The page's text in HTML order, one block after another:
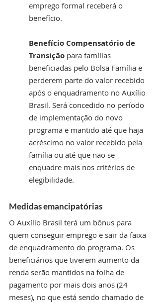
emprego formal receberá o
benefício.
Benefício Compensatório de
Transição para famílias
beneficiadas pelo Bolsa Família e
perderem parte do valor recebido
após o enquadramento no Auxílio
Brasil. Será concedido no período
de implementação do novo
programa e mantido até que haja
acréscimo no valor recebido pela
família ou até que não se
enquadre mais nos critérios de
elegibilidade.
Medidas emancipatórias
O Auxílio Brasil terá um bônus para
quem conseguir emprego e sair da faixa
de enquadramento do programa. Os
beneficiários que tiverem aumento da
renda serão mantidos na folha de
pagamento por mais dois anos (24
meses), no que está sendo chamado de